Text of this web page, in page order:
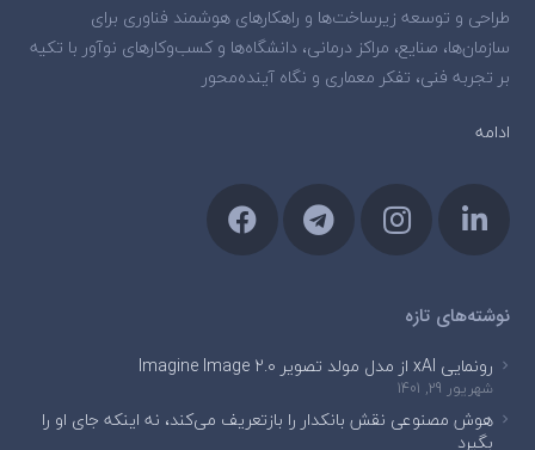
طراحی و توسعه زیرساخت‌ها و راهکارهای هوشمند فناوری برای
سازمان‌ها، صنایع، مراکز درمانی، دانشگاه‌ها و کسب‌وکارهای نوآور با تکیه
بر تجربه فنی، تفکر معماری و نگاه آینده‌محور
ادامه
نوشته‌های تازه
رونمایی xAI از مدل مولد تصویر Imagine Image 2.0
شهریور 29, 1401
هوش مصنوعی نقش بانکدار را بازتعریف می‌کند، نه اینکه جای او را
بگیرد